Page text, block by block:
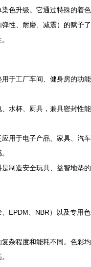
色升级。它通过特殊的着色
性、耐磨、减震）的赋予了
用于工厂车间、健身房的功能
、水杯、厨具，兼具密封性能
用于电子产品、家具、汽车
是制造安全玩具、益智地垫的
EPDM、NBR）以及专用色
杂程度和能耗不同。色彩均